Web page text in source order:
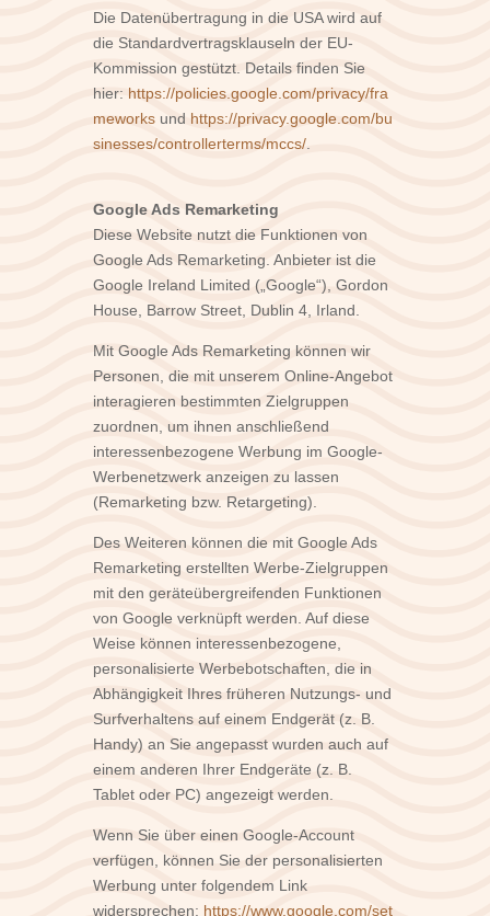
Die Datenübertragung in die USA wird auf
die Standardvertragsklauseln der EU-
Kommission gestützt. Details finden Sie
hier: https://policies.google.com/privacy/fra
meworks und https://privacy.google.com/bu
sinesses/controllerterms/mccs/
Google Ads Remarketing
Diese Website nutzt die Funktionen von
Google Ads Remarketing. Anbieter ist die
Google Ireland Limited („Google“), Gordon
House, Barrow Street, Dublin 4, Irland.
Mit Google Ads Remarketing können wir
Personen, die mit unserem Online-Angebot
interagieren bestimmten Zielgruppen
zuordnen, um ihnen anschließend
interessenbezogene Werbung im Google-
Werbenetzwerk anzeigen zu lassen
(Remarketing bzw. Retargeting).
Des Weiteren können die mit Google Ads
Remarketing erstellten Werbe-Zielgruppen
mit den geräteübergreifenden Funktionen
von Google verknüpft werden. Auf diese
Weise können interessenbezogene,
personalisierte Werbebotschaften, die in
Abhängigkeit Ihres früheren Nutzungs- und
Surfverhaltens auf einem Endgerät (z. B.
Handy) an Sie angepasst wurden auch auf
einem anderen Ihrer Endgeräte (z. B.
Tablet oder PC) angezeigt werden.
Wenn Sie über einen Google-Account
verfügen, können Sie der personalisierten
Werbung unter folgendem Link
widersprechen: https://www.google.com/set